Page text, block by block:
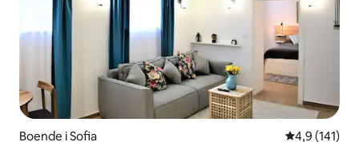
Boende i Sofia 4,9 av 5 i
4,9 (141)